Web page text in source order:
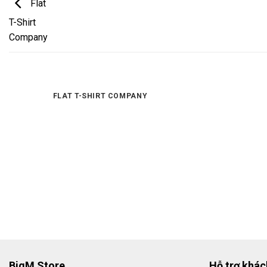
Flat
T-Shirt
Company
FLAT T-SHIRT COMPANY